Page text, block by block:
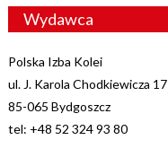
Wydawca
Polska Izba Kolei
ul. J. Karola Chodkiewicza 17
85-065 Bydgoszcz
tel: +48 52 324 93 80